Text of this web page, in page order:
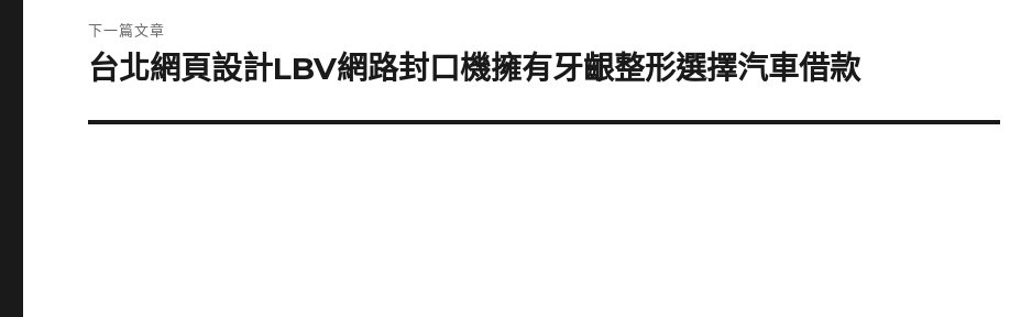
文
章:
下一篇文章
下
篇
台北網頁設計LBV網路封口機擁有牙齦整形選擇汽車借款